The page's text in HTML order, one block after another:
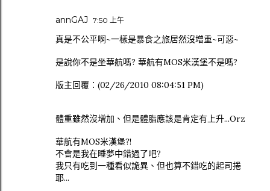
annGAJ 7:50 上午
真是不公平啊~一樣是暴食之旅居然沒增重~可惡~
是說你不是坐華航嗎? 華航有MOS米漢堡不是嗎?
版主回覆：(02/26/2010 08:04:51 PM)
體重雖然沒增加、但是體脂應該是肯定有上升...Orz
華航有MOS米漢堡?!
不會是我在睡夢中錯過了吧?
我只有吃到一種看似詭異、但也算不錯吃的起司捲
耶...